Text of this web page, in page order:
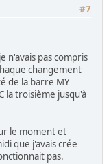
#7
n'avais pas compris
changement
de la barre MY
la troisième jusqu'à
le moment et
que j'avais crée
pas.